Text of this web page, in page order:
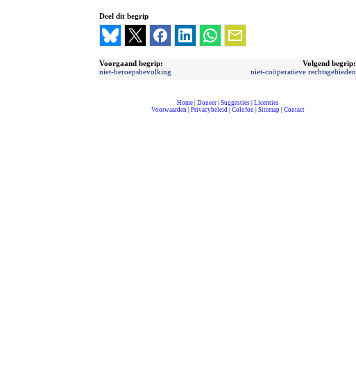
Deel dit begrip
Voorgaand begrip:
niet-beroepsbevolking
Volgend begrip:
niet-coöperatieve rechtsgebieden
Home| Doneer| Suggesties| Licenties
Voorwaarden| Privacybeleid| Colofon| Sitemap| Contact